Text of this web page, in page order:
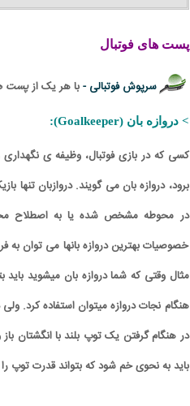
پست های فوتبال
سرپوش فوتبالی -با هر یک ازپست
>دروازه بان (Goalkeeper):
کسی که در بازی فوتبال، وظیفه ی نگهداری
برود، دروازه بان می گویند. دروازبان تنها
خصوصیات بهترین دروازه بانها می توان به
مثال وقتی که شما دروازه بان میشوید باید
هنگام نجات دروازه میتوان استفاده کرد.
باید به نحوی خم شود که بتواند قدرت توپ را